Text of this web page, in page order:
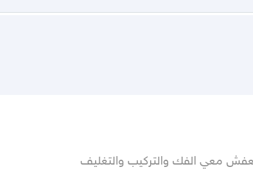
معي الفك والتركيب والتغليف